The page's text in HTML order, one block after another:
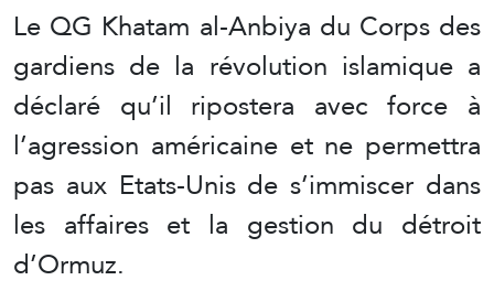
Le QG Khatam al-Anbiya du Corps des
gardiens de la révolution islamique a
déclaré qu’il ripostera avec force à
l’agression américaine et ne permettra
pas aux Etats-Unis de s’immiscer dans
les affaires et la gestion du détroit
d’Ormuz.